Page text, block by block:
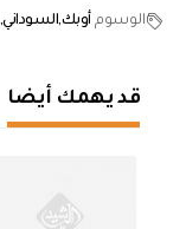
الوسوم أوبكالسوداني
قد يهمك أيضا